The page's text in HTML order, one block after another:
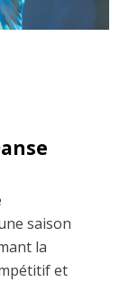
saison
la
et